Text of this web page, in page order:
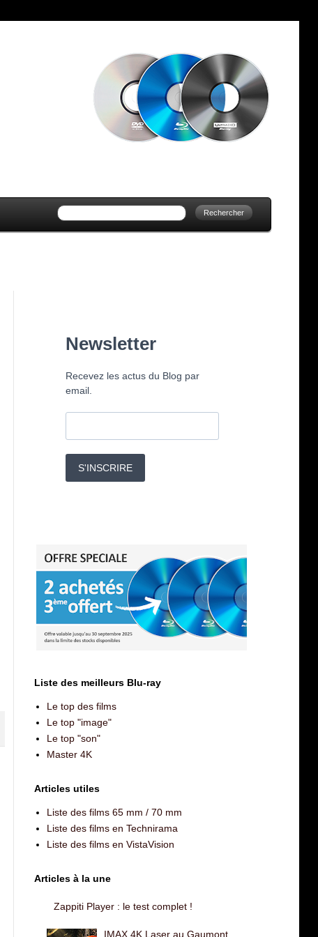
Newsletter
Recevez les actus du Blog par
email.
S'INSCRIRE
Liste des meilleurs Blu-ray
Le top des films
Le top "image"
Le top "son"
Master 4K
Articles utiles
Liste des films 65 mm / 70 mm
Liste des films en Technirama
Liste des films en VistaVision
Articles à la une
Zappiti Player : le test complet !
IMAX 4K Laser au Gaumont